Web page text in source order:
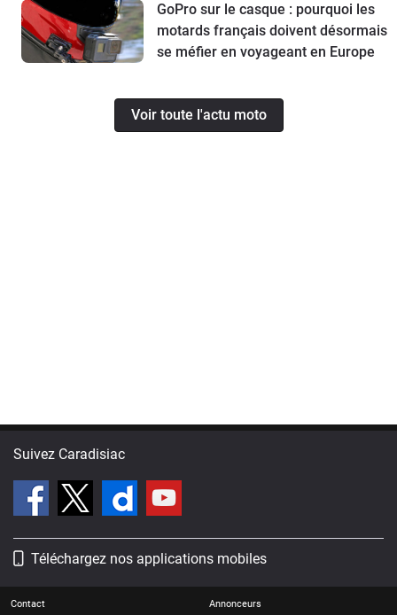
GoPro sur le casque : pourquoi les
motards français doivent désormais
se méfier en voyageant en Europe
Voir toute l'actu moto
Suivez Caradisiac
Téléchargez nos applications mobiles
Contact Annonceurs